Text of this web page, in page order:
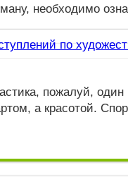
необходимо
пожалуй,
а красотой.